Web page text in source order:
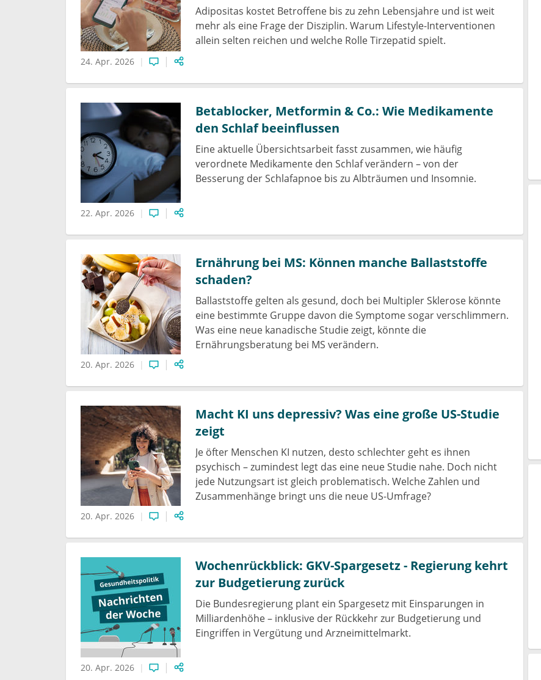
Adipositas kostet Betroffene bis zu zehn Lebensjahre und ist weit
mehr als eine Frage der Disziplin. Warum Lifestyle-Interventionen
allein selten reichen und welche Rolle Tirzepatid spielt.
24. Apr. 2026
Betablocker, Metformin & Co.: Wie Medikamente
den Schlaf beeinflussen
Eine aktuelle Übersichtsarbeit fasst zusammen, wie häufig
verordnete Medikamente den Schlaf verändern – von der
Besserung der Schlafapnoe bis zu Albträumen und Insomnie.
22. Apr. 2026
Ernährung bei MS: Können manche Ballaststoffe
schaden?
Ballaststoffe gelten als gesund, doch bei Multipler Sklerose könnte
eine bestimmte Gruppe davon die Symptome sogar verschlimmern.
Was eine neue kanadische Studie zeigt, könnte die
Ernährungsberatung bei MS verändern.
20. Apr. 2026
Macht KI uns depressiv? Was eine große US-Studie
zeigt
Je öfter Menschen KI nutzen, desto schlechter geht es ihnen
psychisch – zumindest legt das eine neue Studie nahe. Doch nicht
jede Nutzungsart ist gleich problematisch. Welche Zahlen und
Zusammenhänge bringt uns die neue US-Umfrage?
20. Apr. 2026
Wochenrückblick: GKV-Spargesetz - Regierung kehrt
zur Budgetierung zurück
Die Bundesregierung plant ein Spargesetz mit Einsparungen in
Milliardenhöhe – inklusive der Rückkehr zur Budgetierung und
Eingriffen in Vergütung und Arzneimittelmarkt.
20. Apr. 2026